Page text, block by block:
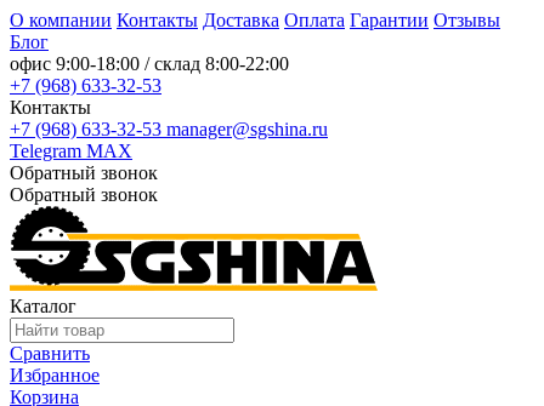
О компании Контакты Доставка Оплата Гарантии Отзывы
Блог
офис 9:00-18:00 / склад 8:00-22:00
+7 (968) 633-32-53
Контакты
+7 (968) 633-32-53 manager@sgshina.ru
Telegram MAX
Обратный звонок
Обратный звонок
Каталог
Сравнить
Избранное
Корзина